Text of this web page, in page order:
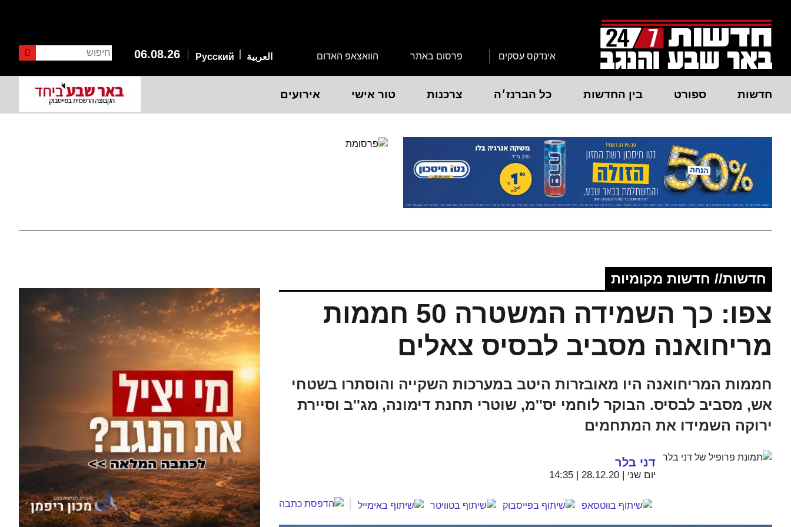
אינדקס עסקים פרסום באתר הוואצאפ האדום 06.08.26 חיפוש
العربية Русский
חדשות ספורט בין החדשות כל הברנז׳ה צרכנות טור אישי אירועים
חדשות// חדשות מקומיות
צפו: כך השמידה המשטרה 50 חממות
מריחואנה מסביב לבסיס צאלים
חממות המריחואנה היו מאובזרות היטב במערכות השקייה והוסתרו בשטחי
אש, מסביב לבסיס. הבוקר לוחמי יס''מ, שוטרי תחנת דימונה, מג''ב וסיירת
ירוקה השמידו את המתחמים
דני בלר
יום שני | 28.12.20 | 14:35 עוד בספורט >